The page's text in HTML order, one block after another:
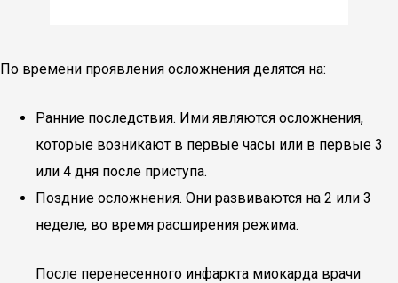
По времени проявления осложнения делятся на:
Ранние последствия. Ими являются осложнения,
которые возникают в первые часы или в первые 3
или 4 дня после приступа.
Поздние осложнения. Они развиваются на 2 или 3
неделе, во время расширения режима.
После перенесенного инфаркта миокарда врачи